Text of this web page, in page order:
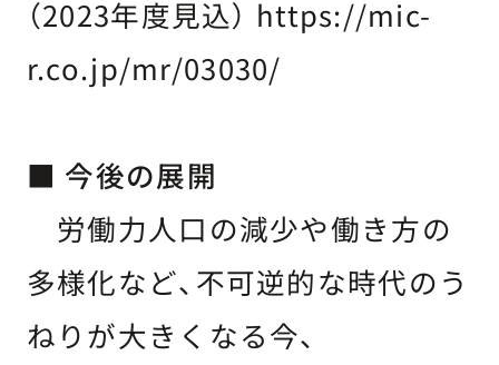
（2023年度見込） https://mic-
r.co.jp/mr/03030/
■ 今後の展開
労働力人口の減少や働き方の
多様化など、不可逆的な時代のう
ねりが大きくなる今、